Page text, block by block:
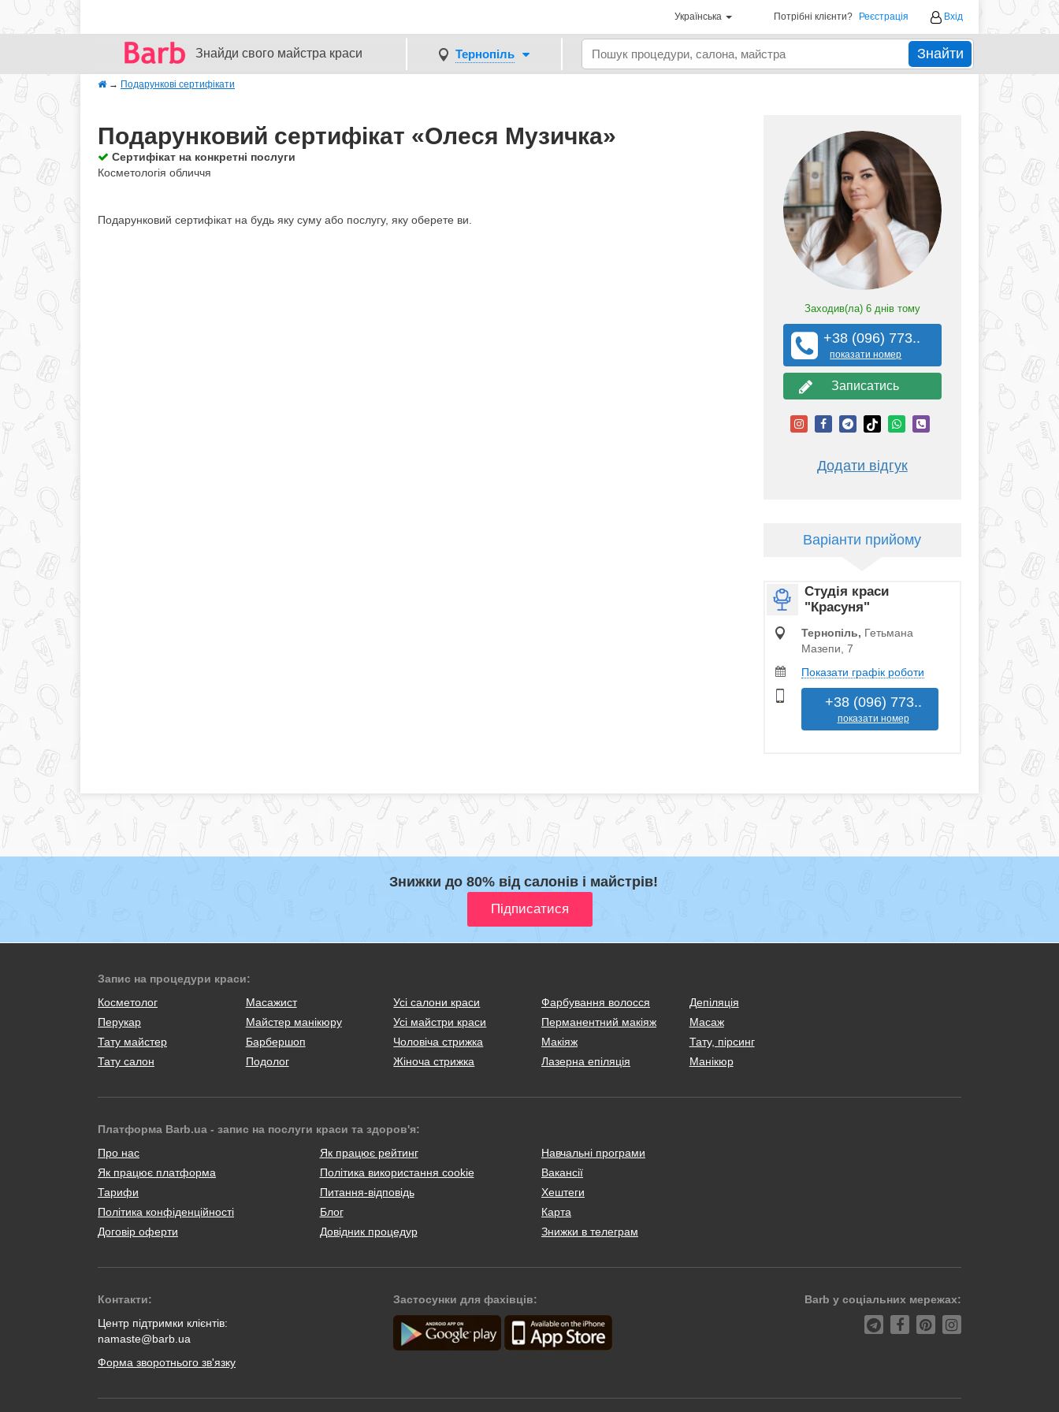
Українська Потрібні клієнти? Реєстрація Вхід
Знайди свого майстра краси Тернопіль Знайти
→ Подарункові сертифікати
Подарунковий сертифікат «Олеся Музичка»
Сертифікат на конкретні послуги
Косметологія обличчя
Подарунковий сертифікат на будь яку суму або послугу, яку оберете ви.
Заходив(ла) 6 днів тому
+38 (096) 773..
показати номер
Записатись
Додати відгук
Варіанти прийому
Студія краси
"Красуня"
Тернопіль, Гетьмана
Мазепи, 7
Показати графік роботи
+38 (096) 773..
показати номер
Знижки до 80% від салонів і майстрів!
Запис на процедури краси:
Косметолог
Масажист
Перукар
Майстер манікюру
Тату майстер
Барбершоп
Тату салон
Подолог
Усі салони краси
Усі майстри краси
Чоловіча стрижка
Жіноча стрижка
Фарбування волосся
Перманентний макіяж
Макіяж
Лазерна епіляція
Депіляція
Масаж
Тату, пірсинг
Манікюр
Платформа Barb.ua - запис на послуги краси та здоров'я:
Про нас
Як працює платформа
Тарифи
Політика конфіденційності
Договір оферти
Як працює рейтинг
Політика використання cookie
Питання-відповідь
Блог
Довідник процедур
Навчальні програми
Вакансії
Хештеги
Карта
Знижки в телеграм
Контакти:
Центр підтримки клієнтів:
namaste@barb.ua
Форма зворотнього зв'язку
Застосунки для фахівців: Barb у соціальних мережах: